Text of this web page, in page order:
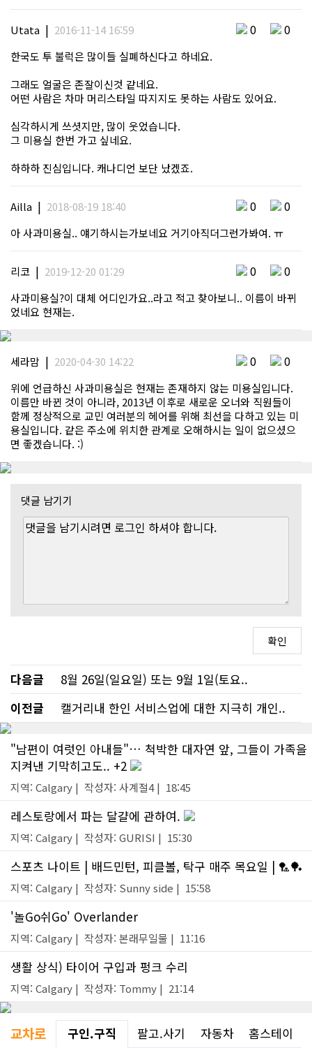
Utata | 2016-11-14 16:59 0 0
한국도 투 불럭은 많이들 실폐하신다고 하네요.
그래도 얼굴은 존잘이신것 같네요.
어떤 사람은 차마 머리스타일 따지지도 못하는 사람도 있어요.
심각하시게 쓰셧지만, 많이 웃었습니다.
그 미용실 한번 가고 싶네요.
하하하 진심입니다. 캐나디언 보단 났겠죠.
Ailla | 2018-08-19 18:40 0 0
아 사과미용실.. 얘기하시는가보네요 거기아직더그런가봐여. ㅠ
리코 | 2019-12-20 01:29 0 0
사과미용실?이 대체 어디인가요..라고 적고 찾아보니.. 이름이 바뀌
었네요 현재는.
세라맘 | 2020-04-30 14:22 0 0
위에 언급하신 사과미용실은 현재는 존재하지 않는 미용실입니다.
이름만 바뀐 것이 아니라, 2013년 이후로 새로운 오너와 직원들이
함께 정상적으로 교민 여러분의 헤어를 위해 최선을 다하고 있는 미
용실입니다. 같은 주소에 위치한 관계로 오해하시는 일이 없으셨으
면 좋겠습니다. :)
댓글 남기기
다음글
8월 26일(일요일) 또는 9월 1일(토요..
이전글
캘거리내 한인 서비스업에 대한 지극히 개인..
"남편이 여럿인 아내들"… 척박한 대자연 앞, 그들이 가족을
지켜낸 기막히고도.. +2
지역: Calgary | 작성자: 사계절4 | 18:45
레스토랑에서 파는 달걀에 관하여.
지역: Calgary | 작성자: GURISI | 15:30
스포츠 나이트 | 배드민턴, 피클볼, 탁구 매주 목요일 | 🏸🏓
지역: Calgary | 작성자: Sunny side | 15:58
'놀Go쉬Go' Overlander
지역: Calgary | 작성자: 본래무일물 | 11:16
생활 상식) 타이어 구입과 펑크 수리
지역: Calgary | 작성자: Tommy | 21:14
교차로 구인.구직 팔고.사기 자동차 홈스테이